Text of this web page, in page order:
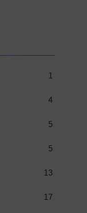
1
4
5
5
13
17